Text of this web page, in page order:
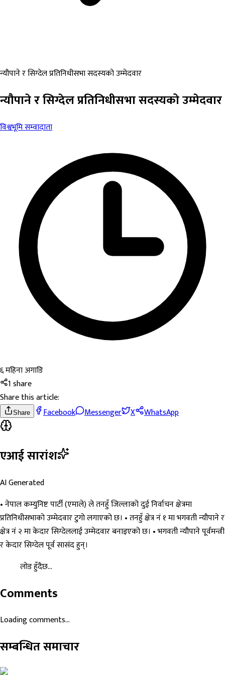
न्यौपाने र सिग्देल प्रतिनिधीसभा सदस्यको उम्मेदवार
न्यौपाने र सिग्देल प्रतिनिधीसभा सदस्यको उम्मेदवार
विश्वभूमि सम्वादाता
६ महिना अगाडि
1share
Share this article:
Share Facebook Messenger X WhatsApp
एआई सारांश
AI Generated
• नेपाल कम्युनिष्ट पार्टी (एमाले) ले तनहुँ जिल्लाको दुई निर्वाचन क्षेत्रमा
प्रतिनिधीसभाको उम्मेदवार टुगो लगाएको छ। • तनहुँ क्षेत्र नं १ मा भगवती न्यौपाने र
क्षेत्र नं २ मा केदार सिग्देललाई उम्मेदवार बनाइएको छ। • भगवती न्यौपाने पूर्वमन्त्री
र केदार सिग्देल पूर्व सासंद हुन्।
लोड हुँदैछ...
Comments
Loading comments...
सम्बन्धित समाचार